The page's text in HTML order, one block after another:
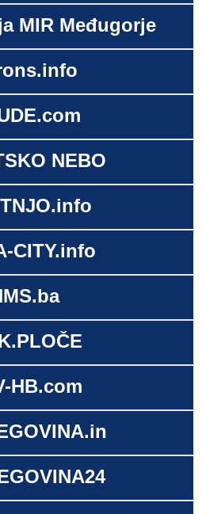
MIR Međugorje
NEBO
CITY.info
HB.com